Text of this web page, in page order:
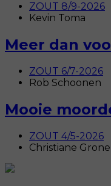
ZOUT 8/9-2026
Kevin Toma
Meer dan
ZOUT 6/7-2026
Rob Schoonen
Mooie
ZOUT 4/5-2026
Christiane